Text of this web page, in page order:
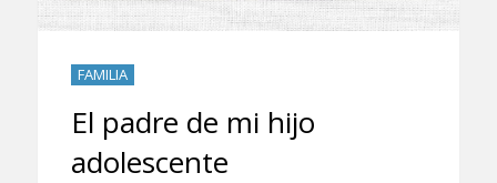
FAMILIA
El padre de mi hijo
adolescente